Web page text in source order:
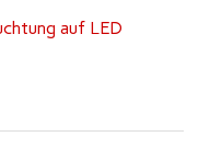
auf LED